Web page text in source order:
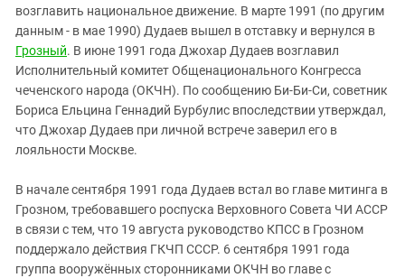
возглавить национальное движение. В марте 1991 (по другим
данным - в мае 1990) Дудаев вышел в отставку и вернулся в
Грозный. В июне 1991 года Джохар Дудаев возглавил
Исполнительный комитет Общенационального Конгресса
чеченского народа (ОКЧН). По сообщению Би-Би-Си, советник
Бориса Ельцина Геннадий Бурбулис впоследствии утверждал,
что Джохар Дудаев при личной встрече заверил его в
лояльности Москве.
В начале сентября 1991 года Дудаев встал во главе митинга в
Грозном, требовавшего роспуска Верховного Совета ЧИ АССР
в связи с тем, что 19 августа руководство КПСС в Грозном
поддержало действия ГКЧП СССР. 6 сентября 1991 года
группа вооружённых сторонниками ОКЧН во главе с